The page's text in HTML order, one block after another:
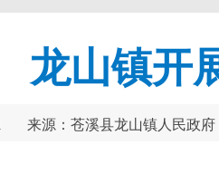
龙山镇开
来源：苍溪县龙山镇人民政府